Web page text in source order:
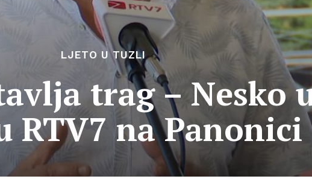
LJETO U TUZLI
trag – Nesko
RTV7 na Panonici